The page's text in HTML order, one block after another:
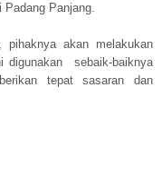
Padang Panjang.
pihaknya akan melakukan
digunakan sebaik-baiknya
tepat sasaran dan